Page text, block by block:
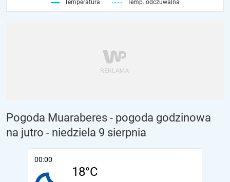
Temperatura Temp. odczuwalna
Pogoda Muaraberes - pogoda godzinowa
na jutro - niedziela 9 sierpnia
00:00
18°C